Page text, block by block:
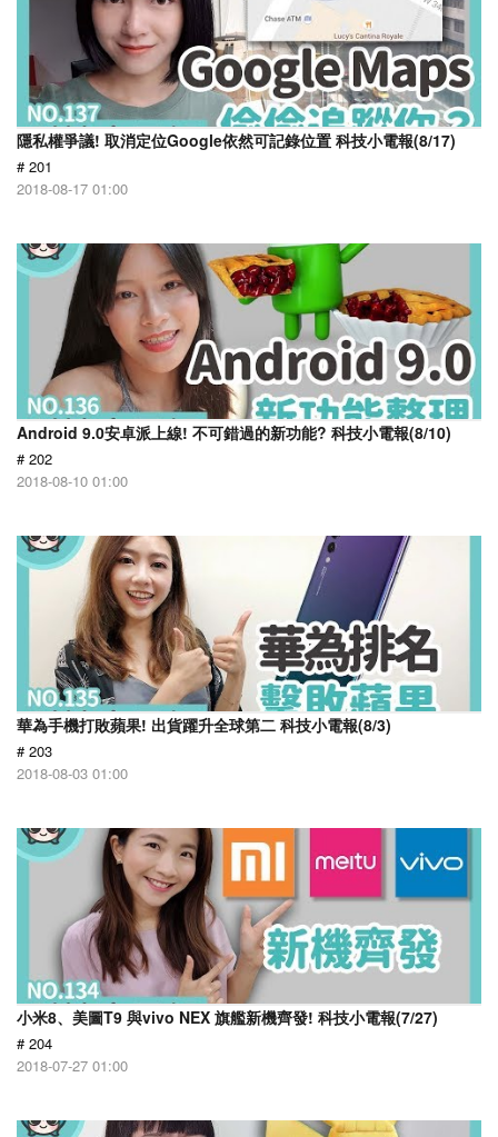
隱私權爭議! 取消定位Google依然可記錄位置 科技小電報(8/17)
# 201
2018-08-17 01:00
Android 9.0安卓派上線! 不可錯過的新功能? 科技小電報(8/10)
# 202
2018-08-10 01:00
華為手機打敗蘋果! 出貨躍升全球第二 科技小電報(8/3)
# 203
2018-08-03 01:00
小米8、美圖T9 與vivo NEX 旗艦新機齊發! 科技小電報(7/27)
# 204
2018-07-27 01:00